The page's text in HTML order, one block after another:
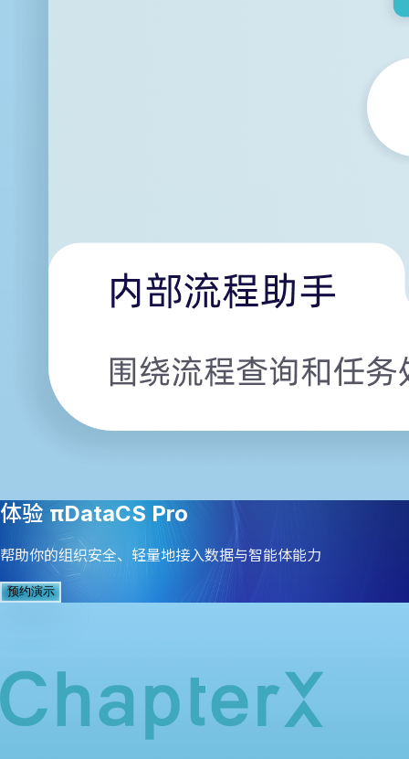
体验 πDataCS Pro
帮助你的组织安全、轻量地接入数据与智能体能力
预约演示